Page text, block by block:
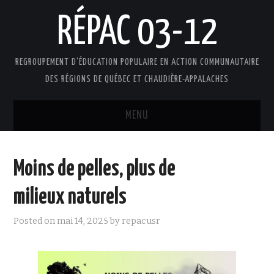
RÉPAC 03-12
REGROUPEMENT D'ÉDUCATION POPULAIRE EN ACTION COMMUNAUTAIRE
DES RÉGIONS DE QUÉBEC ET CHAUDIÈRE-APPALACHES
MENU
PRÉSENTATION
FAIRE UN DON !
Moins de pelles, plus de
milieux naturels
Posted onmai 14, 2025 byrepacusr